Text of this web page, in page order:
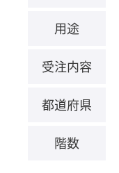
用途
受注内容
都道府県
階数